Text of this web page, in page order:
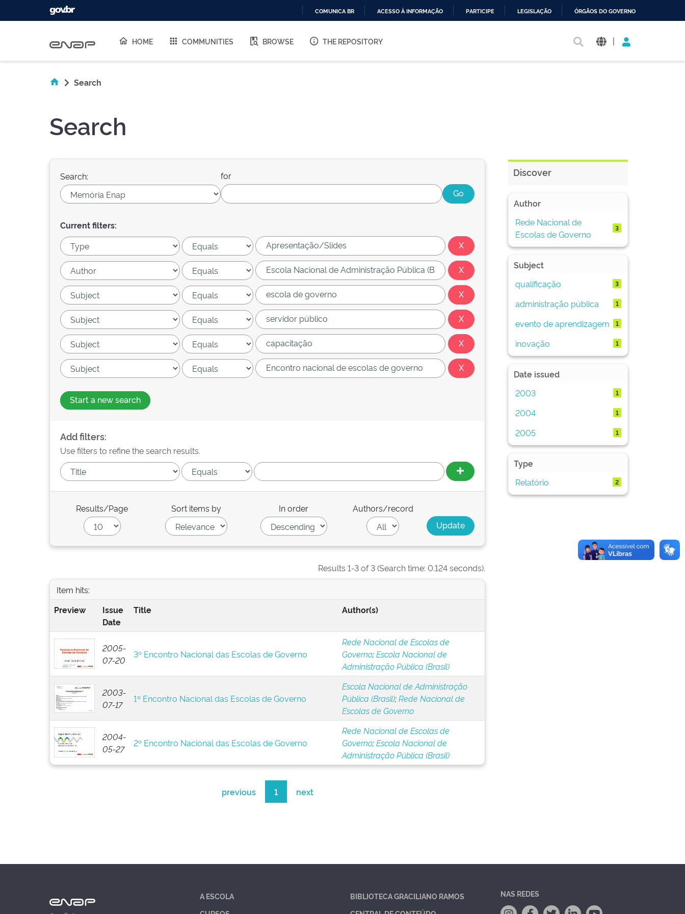
O
COMUNICA BR ACESSO À INFORMAÇÃO PARTICIPE LEGISLAÇÃO ÓRGÃOS DO GOVERNO
HOME COMMUNITIES BROWSE THE REPOSITORY |
Search
Search
Search: for
Current filters:
Start a new search
Add filters:
Use filters to refine the search results.
Results/Page Sort items by In order Authors/record
Results 1-3 of 3 (Search time: 0.124 seconds).
Item hits:
Preview
Issue
Date
Title Author(s)
2005-
07-20
3º Encontro Nacional das Escolas de Governo
Rede Nacional de Escolas de
Governo;Escola Nacional de
Administração Pública (Brasil)
2003-
07-17
1º Encontro Nacional das Escolas de Governo
Escola Nacional de Administração
Pública (Brasil);Rede Nacional de
Escolas de Governo
2004-
05-27
2º Encontro Nacional das Escolas de Governo
Rede Nacional de Escolas de
Governo;Escola Nacional de
Administração Pública (Brasil)
previous 1 next
Discover
Author
Rede Nacional de
Escolas de Governo
3
Subject
qualificação
3
administração pública 1
evento de aprendizagem 1
inovação 1
Date issued
2003
1
2004 1
2005 1
Type
Relatório
2
A ESCOLA
BIBLIOTECA GRACILIANO RAMOS
NAS REDES